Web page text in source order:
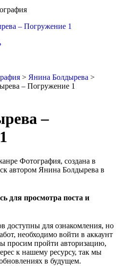
> Янина Болдырева >
– Погружение 1
–
Фотография, создана в
автором Янина Болдырева в
для просмотра поста и
доступны для ознакомления, но
необходимо войти в аккаунт
просим пройти авторизацию,
к нашему ресурсу, так мы
в будущем.